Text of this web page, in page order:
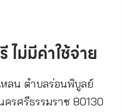
ไม่มีค่าใช้จ่าย
ลน ตำบลร่อนพิบูลย์
รศรีธรรมราช 80130